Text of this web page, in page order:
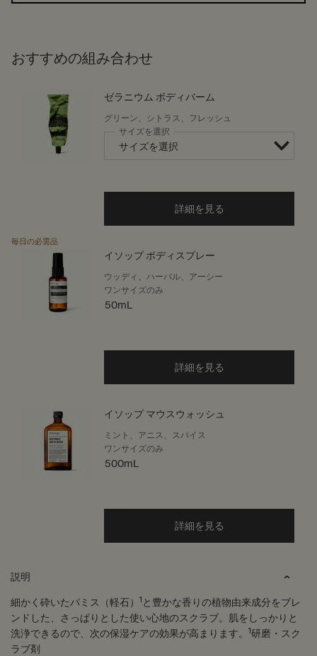
おすすめの組み合わせ
ゼラニウム ボディバーム
グリーン、シトラス、フレッシュ
サイズを選択
詳細を見る
イソップ ボディスプレー
ウッディ、ハーバル、アーシー
毎日の必需品
ワンサイズのみ
50mL
詳細を見る
イソップ マウスウォッシュ
ミント、アニス、スパイス
ワンサイズのみ
500mL
詳細を見る
説明
細かく砕いたパミス（軽石）
1 と豊かな香りの植物由来成分をブレ
ンドした、さっぱりとした使い心地のスクラブ。肌をしっかりと
洗浄できるので、次の保湿ケアの効果が高まります。
1研磨・スク
ラブ剤